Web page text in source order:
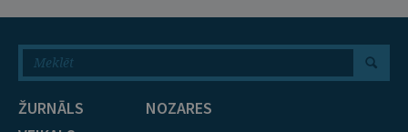
ŽURNĀLS
NOZARES